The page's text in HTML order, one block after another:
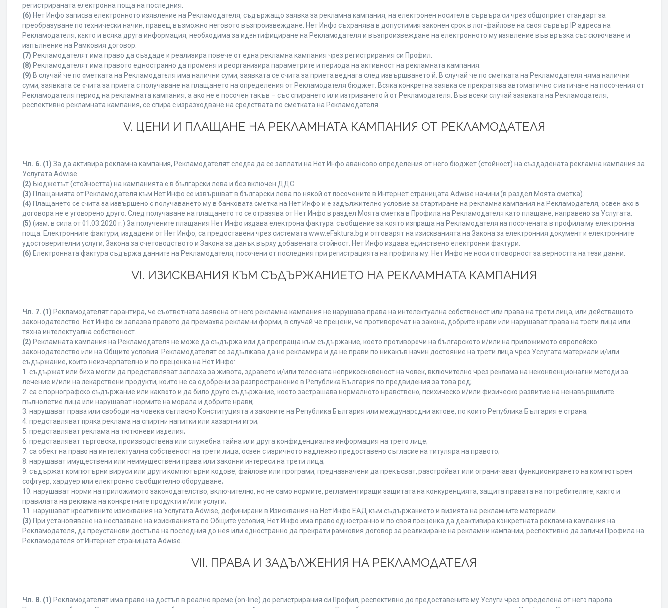
регистрираната електронна поща на последния.
(6) Нет Инфо записва електронното изявление на Рекламодателя, съдържащо заявка за рекламна кампания, на електронен носител в сървъра си чрез общоприет стандарт за
преобразуване по технически начин, правещ възможно неговото възпроизвеждане. Нет Инфо съхранява в допустимия законен срок в лог-файлове на своя сървър IP адреса на
Рекламодателя, както и всяка друга информация, необходима за идентифициране на Рекламодателя и възпроизвеждане на електронното му изявление във връзка със сключване и
изпълнение на Рамковия договор.
(7) Рекламодателят има право да създаде и реализира повече от една рекламна кампания чрез регистрирания си Профил.
(8) Рекламодателят има правото едностранно да променя и реорганизира параметрите и периода на активност на рекламната кампания.
(9) В случай че по сметката на Рекламодателя има налични суми, заявката се счита за приета веднага след извършването й. В случай че по сметката на Рекламодателя няма налични
суми, заявката се счита за приета с получаване на плащането на определения от Рекламодателя бюджет. Всяка конкретна заявка се прекратява автоматично с изтичане на посочения от
Рекламодателя период на рекламната кампания, а ако не е посочен такъв – със спирането или изтриването й от Рекламодателя. Във всеки случай заявката на Рекламодателя,
респективно рекламната кампания, се спира с изразходване на средствата по сметката на Рекламодателя.
V. ЦЕНИ И ПЛАЩАНЕ НА РЕКЛАМНАТА КАМПАНИЯ ОТ РЕКЛАМОДАТЕЛЯ
Чл. 6. (1) За да активира рекламна кампания, Рекламодателят следва да се заплати на Нет Инфо авансово определения от него бюджет (стойност) на създадената рекламна кампания за
Услугата Adwise.
(2) Бюджетът (стойността) на кампанията е в български лева и без включен ДДС.
(3) Плащанията от Рекламодателя към Нет Инфо се извършват в български лева по някой от посочените в Интернет страницата Adwise начини (в раздел Моята сметка).
(4) Плащането се счита за извършено с получаването му в банковата сметка на Нет Инфо и е задължително условие за стартиране на рекламна кампания на Рекламодателя, освен ако в
договора не е уговорено друго. След получаване на плащането то се отразява от Нет Инфо в раздел Моята сметка в Профила на Рекламодателя като плащане, направено за Услугата.
(5) (изм. в сила от 01.03.2020 г.) За получените плащания Нет Инфо издава електрона фактура, съобщение за която изпраща на Рекламодателя на посочената в профила му електронна
поща. Електронните фактури, издадени от Нет Инфо, са предоставени чрез системата www.eFaktura.bg и отговарят на изискванията на Закона за електронния документ и електронните
удостоверителни услуги, Закона за счетоводството и Закона за данък върху добавената стойност. Нет Инфо издава единствено електронни фактури.
(6) Електронната фактура съдържа данните на Рекламодателя, посочени от последния при регистрацията на профила му. Нет Инфо не носи отговорност за верността на тези данни.
VI. ИЗИСКВАНИЯ КЪМ СЪДЪРЖАНИЕТО НА РЕКЛАМНАТА КАМПАНИЯ
Чл. 7. (1) Рекламодателят гарантира, че съответната заявена от него рекламна кампания не нарушава права на интелектуална собственост или права на трети лица, или действащото
законодателство. Нет Инфо си запазва правото да премахва рекламни форми, в случай че прецени, че противоречат на закона, добрите нрави или нарушават права на трети лица или
тяхна интелектуална собственост.
(2) Рекламната кампания на Рекламодателя не може да съдържа или да препраща към съдържание, което противоречи на българското и/или на приложимото европейско
законодателство или на Общите условия. Рекламодателят се задължава да не рекламира и да не прави по никакъв начин достояние на трети лица чрез Услугата материали и/или
съдържание, които неизчерпателно и по преценка на Нет Инфо:
1. съдържат или биха могли да представляват заплаха за живота, здравето и/или телесната неприкосновеност на човек, включително чрез реклама на неконвенционални методи за
лечение и/или на лекарствени продукти, които не са одобрени за разпространение в Република България по предвидения за това ред;
2. са с порнографско съдържание или каквото и да било друго съдържание, което застрашава нормалното нравствено, психическо и/или физическо развитие на ненавършилите
пълнолетие лица или нарушават нормите на морала и добрите нрави;
3. нарушават права или свободи на човека съгласно Конституцията и законите на Република България или международни актове, по които Република България е страна;
4. представляват пряка реклама на спиртни напитки или хазартни игри;
5. представляват реклама на тютюневи изделия;
6. представляват търговска, производствена или служебна тайна или друга конфиденциална информация на трето лице;
7. са обект на право на интелектуална собственост на трети лица, освен с изричното надлежно предоставено съгласие на титуляра на правото;
8. нарушават имуществени или неимуществени права или законни интереси на трети лица;
9. съдържат компютърни вируси или други компютърни кодове, файлове или програми, предназначени да прекъсват, разстройват или ограничават функционирането на компютърен
софтуер, хардуер или електронно съобщително оборудване;
10. нарушават норми на приложимото законодателство, включително, но не само нормите, регламентиращи защитата на конкуренцията, защита правата на потребителите, както и
правилата на реклама на конкретните продукти и/или услуги;
11. нарушават креативните изисквания на Услугата Adwise, дефинирани в Изисквания на Нет Инфо ЕАД към съдържанието и визията на рекламните материали.
(3) При установяване на неспазване на изискванията по Общите условия, Нет Инфо има право едностранно и по своя преценка да деактивира конкретната рекламна кампания на
Рекламодателя, да преустанови достъпа на последния до нея или едностранно да прекрати рамковия договор за реализиране на рекламни кампании, респективно да заличи Профила на
Рекламодателя от Интернет страницата Adwise.
VII. ПРАВА И ЗАДЪЛЖЕНИЯ НА РЕКЛАМОДАТЕЛЯ
Чл. 8. (1) Рекламодателят има право на достъп в реално време (on-line) до регистрирания си Профил, респективно до предоставените му Услуги чрез определена от него парола.